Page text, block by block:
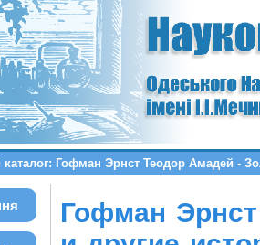
каталог: Гофман Эрнст Теодор Амадей -
Гофман